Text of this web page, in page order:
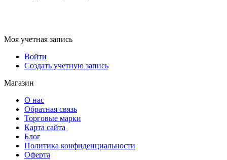
Моя учетная запись
Войти
Создать учетную запись
Магазин
О нас
Обратная связь
Торговые марки
Карта сайта
Блог
Политика конфиденциальности
Оферта